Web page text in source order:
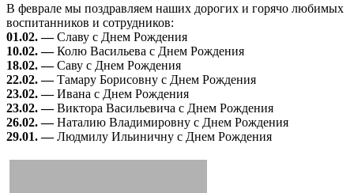
В феврале мы поздравляем наших дорогих и горячо любимых
воспитанников и сотрудников:
01.02. —Славу с Днем Рождения
10.02. —Колю Васильева с Днем Рождения
18.02. —Саву с Днем Рождения
22.02. —Тамару Борисовну с Днем Рождения
23.02. —Ивана с Днем Рождения
23.02. —Виктора Васильевича с Днем Рождения
26.02. —Наталию Владимировну с Днем Рождения
29.01. —Людмилу Ильиничну с Днем Рождения